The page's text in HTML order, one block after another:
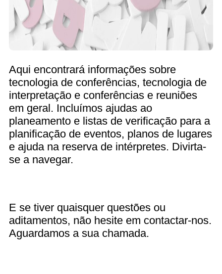
Aqui encontrará informações sobre
tecnologia de conferências, tecnologia de
interpretação e conferências e reuniões
em geral. Incluímos ajudas ao
planeamento e listas de verificação para a
planificação de eventos, planos de lugares
e ajuda na reserva de intérpretes. Divirta-
se a navegar.
E se tiver quaisquer questões ou
aditamentos, não hesite em contactar-nos.
Aguardamos a sua chamada.